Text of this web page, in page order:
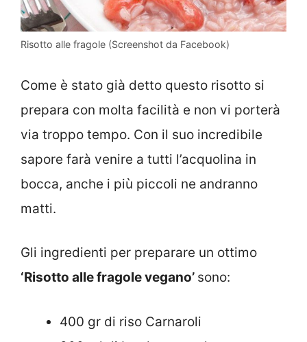
Risotto alle fragole (Screenshot da Facebook)
Come è stato già detto questo risotto si
prepara con molta facilità e non vi porterà
via troppo tempo. Con il suo incredibile
sapore farà venire a tutti l’acquolina in
bocca, anche i più piccoli ne andranno
matti.
Gli ingredienti per preparare un ottimo
‘Risotto alle fragole vegano’ sono:
400 gr di riso Carnaroli